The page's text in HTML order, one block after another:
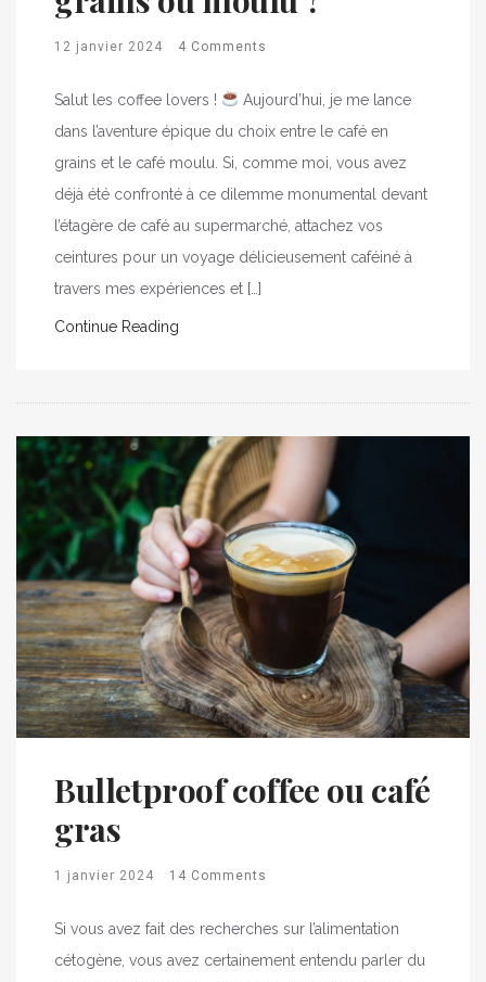
12 janvier 2024 4 Comments
Salut les coffee lovers !
Aujourd’hui, je me lance
dans l’aventure épique du choix entre le café en
grains et le café moulu. Si, comme moi, vous avez
déjà été confronté à ce dilemme monumental devant
l’étagère de café au supermarché, attachez vos
ceintures pour un voyage délicieusement caféiné à
travers mes expériences et […]
Continue Reading
Bulletproof coffee ou café
gras
1 janvier 2024 14 Comments
Si vous avez fait des recherches sur l’alimentation
cétogène, vous avez certainement entendu parler du